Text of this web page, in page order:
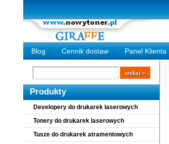
Blog Cennik dostaw Panel Klienta
Wyszukiwarka
szukaj
Produkty
Developery do drukarek laserowych
Tonery do drukarek laserowych
Tusze do drukarek atramentowych